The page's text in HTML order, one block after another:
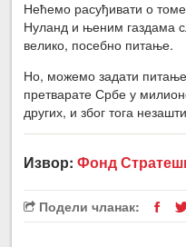
Нећемо расуђивати о
Нуланд и њеним газдама
велико, посебно питање.
Но, можемо задати
претварате Србе у
других, и због тога
Извор:Фонд
Подели чланак: